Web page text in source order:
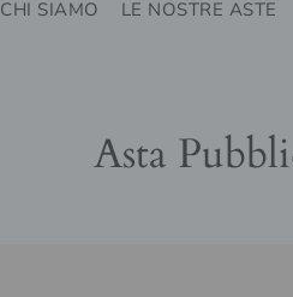
CHI SIAMO LE NOSTRE ASTE
Asta